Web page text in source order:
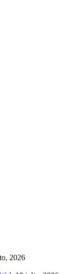
2026